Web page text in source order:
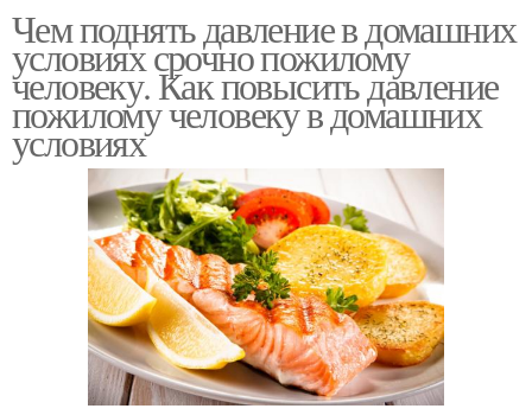
Чем поднять давление в домашних
условиях срочно пожилому
человеку. Как повысить давление
пожилому человеку в домашних
условиях